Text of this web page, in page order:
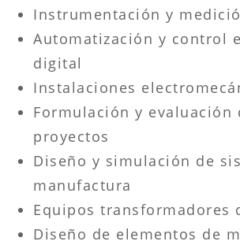
Instrumentación y
Automatización y control
digital
Instalaciones
Formulación y evaluación
proyectos
Diseño y simulación de
manufactura
Equipos transformadores
Diseño de elementos de